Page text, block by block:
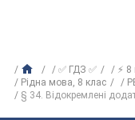
✅ ГДЗ ✅ ⚡ 8
Рідна мова, 8 клас
§ 34. Відокремлені